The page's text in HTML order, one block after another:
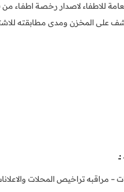
للاطفاء لاصدار رخصـة اطفـاء من (
على المخزن ومدى مطابقته
– مراقبه تراخيص المحلات